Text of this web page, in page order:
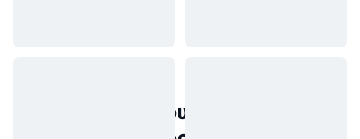
Δημοφιλή περιουσιακά στοιχεία